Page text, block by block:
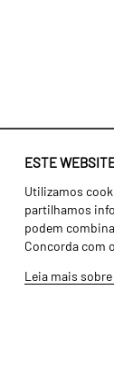
ESTE
Utilizamos
partilhamos
podem
Concorda com
Leia mais
Identidade
História
Fábrica /
Recursos